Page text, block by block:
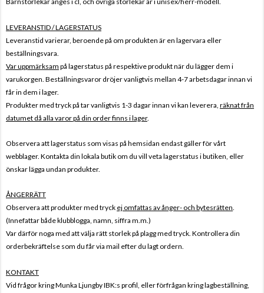
LEVERANSTID / LAGERSTATUS
Leveranstid varierar, beroende på om produkten är en lagervara eller
beställningsvara.
Var uppmärksam på lagerstatus på respektive produkt när du lägger dem i
varukorgen. Beställningsvaror dröjer vanligtvis mellan 4-7 arbetsdagar innan vi
får in dem i lager.
Produkter med tryck på tar vanligtvis 1-3 dagar innan vi kan leverera, räknat från
datumet då alla varor på din order finns i lager.
Observera att lagerstatus som visas på hemsidan endast gäller för vårt
webblager. Kontakta din lokala butik om du vill veta lagerstatus i butiken, eller
önskar lägga undan produkter.
ÅNGERRÄTT
Observera att produkter med tryck ej omfattas av ånger- och bytesrätten.
(Innefattar både klubblogga, namn, siffra m.m.)
Var därför noga med att välja rätt storlek på plagg med tryck. Kontrollera din
orderbekräftelse som du får via mail efter du lagt ordern.
KONTAKT
Vid frågor kring Munka Ljungby IBK:s profil, eller förfrågan kring lagbeställning,